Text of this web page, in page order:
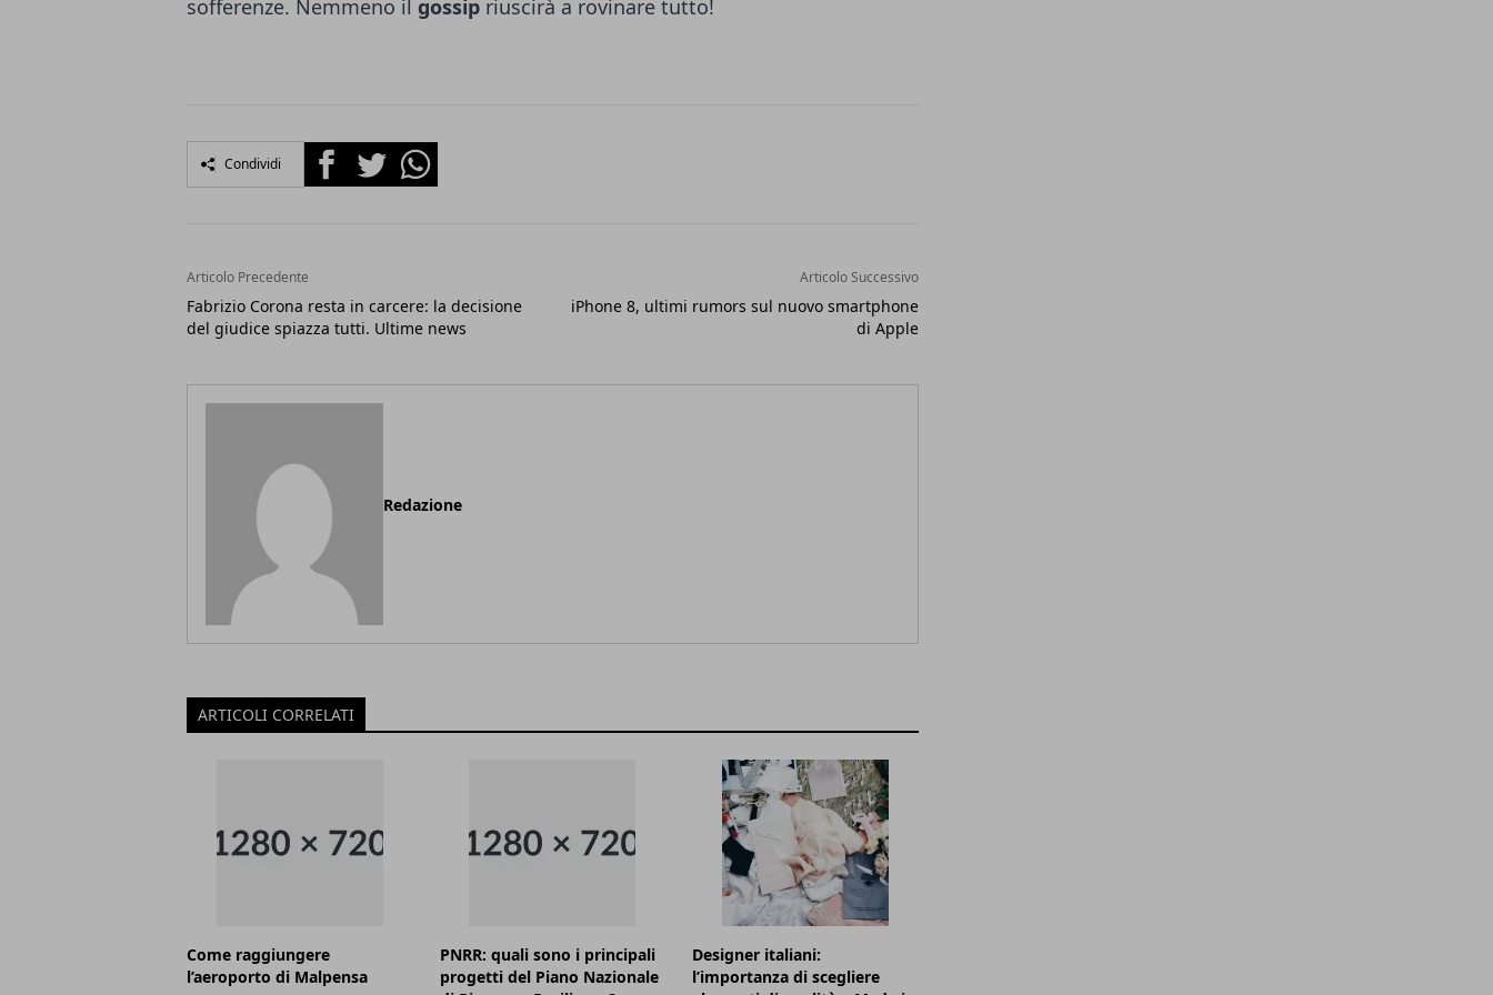
sofferenze. Nemmeno il gossip riuscirà a rovinare tutto!
Condividi FacebookTwitterWhatsapp
Articolo Precedente
Fabrizio Corona resta in carcere: la decisione
del giudice spiazza tutti. Ultime news
Articolo Successivo
iPhone 8, ultimi rumors sul nuovo smartphone
di Apple
Redazione
ARTICOLI CORRELATI
Come raggiungere
l’aeroporto di Malpensa
PNRR: quali sono i principali
progetti del Piano Nazionale
Designer italiani:
l’importanza di scegliere